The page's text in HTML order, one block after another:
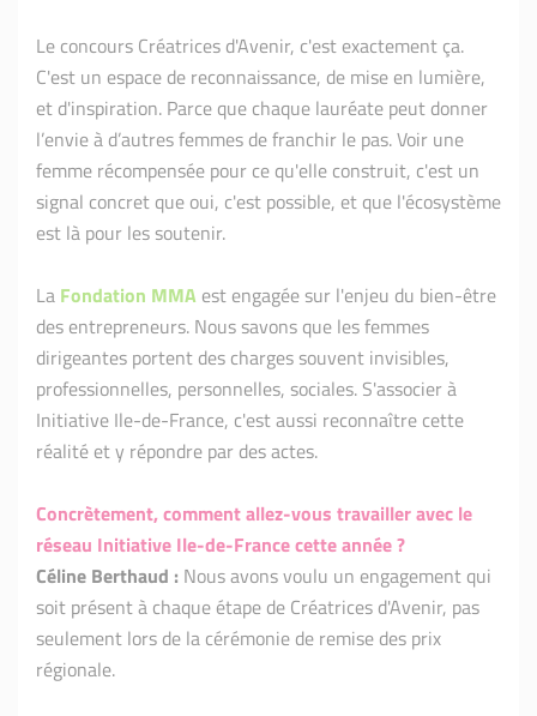
Le concours Créatrices d'Avenir, c'est exactement ça.
C'est un espace de reconnaissance, de mise en lumière,
et d'inspiration. Parce que chaque lauréate peut donner
l’envie à d’autres femmes de franchir le pas. Voir une
femme récompensée pour ce qu'elle construit, c'est un
signal concret que oui, c'est possible, et que l'écosystème
est là pour les soutenir.
La Fondation MMA est engagée sur l'enjeu du bien-être
des entrepreneurs. Nous savons que les femmes
dirigeantes portent des charges souvent invisibles,
professionnelles, personnelles, sociales. S'associer à
Initiative Ile-de-France, c'est aussi reconnaître cette
réalité et y répondre par des actes.
Concrètement, comment allez-vous travailler avec le
réseau Initiative Ile-de-France cette année ?
Céline Berthaud : Nous avons voulu un engagement qui
soit présent à chaque étape de Créatrices d'Avenir, pas
seulement lors de la cérémonie de remise des prix
régionale.